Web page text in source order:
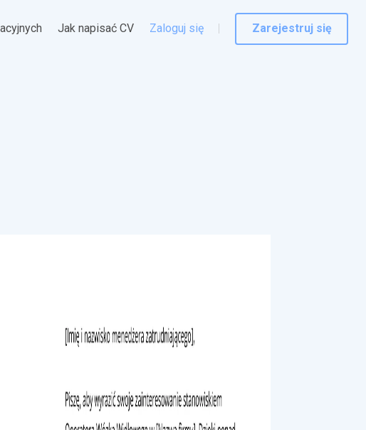
Jak napisać CV Zaloguj się Zarejestruj się